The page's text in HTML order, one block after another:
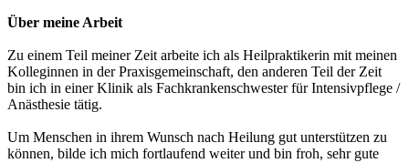
Über meine Arbeit
Zu einem Teil meiner Zeit arbeite ich als Heilpraktikerin mit meinen
Kolleginnen in der Praxisgemeinschaft, den anderen Teil der Zeit
bin ich in einer Klinik als Fachkrankenschwester für Intensivpflege /
Anästhesie tätig.
Um Menschen in ihrem Wunsch nach Heilung gut unterstützen zu
können, bilde ich mich fortlaufend weiter und bin froh, sehr gute